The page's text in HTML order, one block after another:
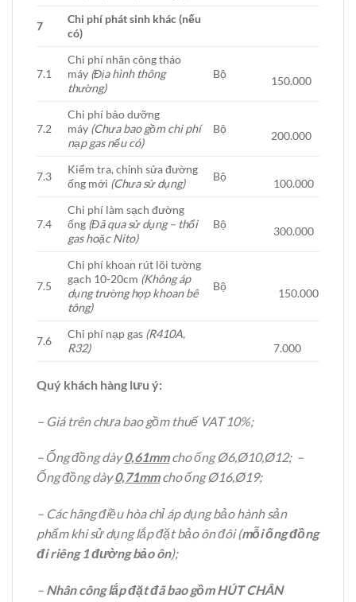
7
Chi phí phát sinh khác (nếu
có)
7.1
Chi phí nhân công tháo
máy (Địa hình thông
thường)
Bộ
150.000
7.2
Chi phí bảo dưỡng
máy (Chưa bao gồm chi phí
nạp gas nếu có)
Bộ
200.000
7.3
Kiểm tra, chỉnh sửa đường
ống mới (Chưa sử dụng)
Bộ
100.000
7.4
Chi phí làm sạch đường
ống (Đã qua sử dụng – thổi
gas hoặc Nito)
Bộ
300.000
7.5
Chi phí khoan rút lõi tường
gạch 10-20cm (Không áp
dụng trường hợp khoan bê
tông)
Bộ
150.000
7.6
Chi phí nạp gas (R410A,
R32)
7.000
Quý khách hàng lưu ý:
– Giá trên chưa bao gồm thuế VAT 10%;
– Ống đồng dày0,61mmcho ống Ø6,Ø10,Ø12; –
Ống đồng dày0,71mmcho ống Ø16,Ø19;
– Các hãng điều hòa chỉ áp dụng bảo hành sản
phẩm khi sử dụng lắp đặt bảo ôn đôi (mỗi ống đồng
đi riêng 1 đường bảo ôn);
– Nhân công lắp đặt đã bao gồm HÚT CHÂN